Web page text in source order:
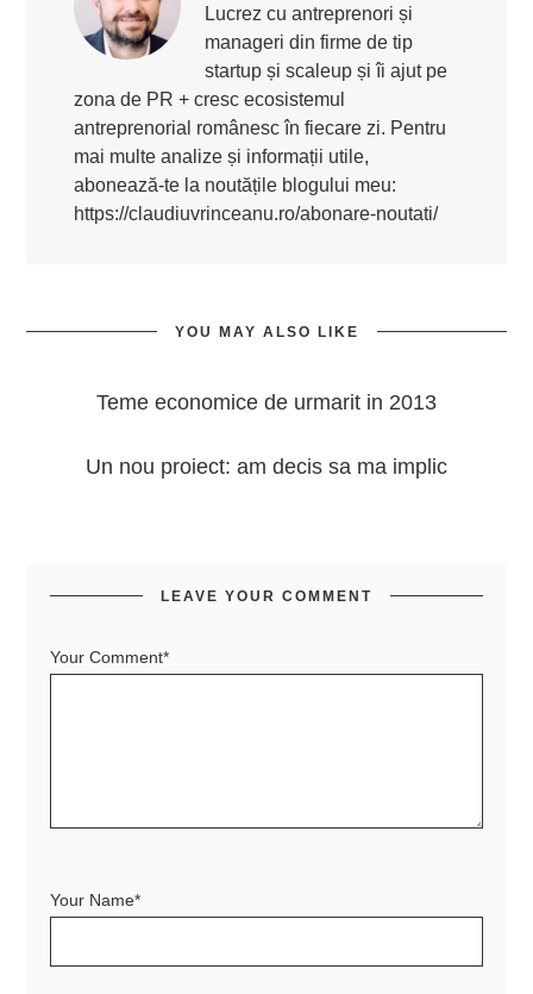
Lucrez cu antreprenori și
manageri din firme de tip
startup și scaleup și îi ajut pe
zona de PR + cresc ecosistemul
antreprenorial românesc în fiecare zi. Pentru
mai multe analize și informații utile,
abonează-te la noutățile blogului meu:
https://claudiuvrinceanu.ro/abonare-noutati/
YOU MAY ALSO LIKE
Teme economice de urmarit in 2013
Un nou proiect: am decis sa ma implic
LEAVE YOUR COMMENT
Your Comment*
Your Name*